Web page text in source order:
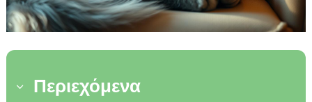
3 Περιεχόμενα